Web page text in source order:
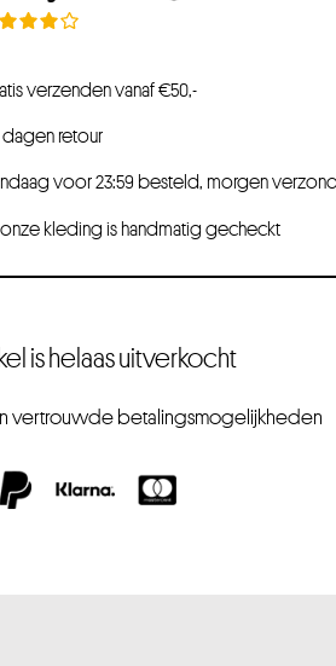
verzenden vanaf €50,-
dagen retour
voor 23:59 besteld, morgen
kleding is handmatig gecheckt
is helaas uitverkocht
vertrouwde betalingsmogelijkheden